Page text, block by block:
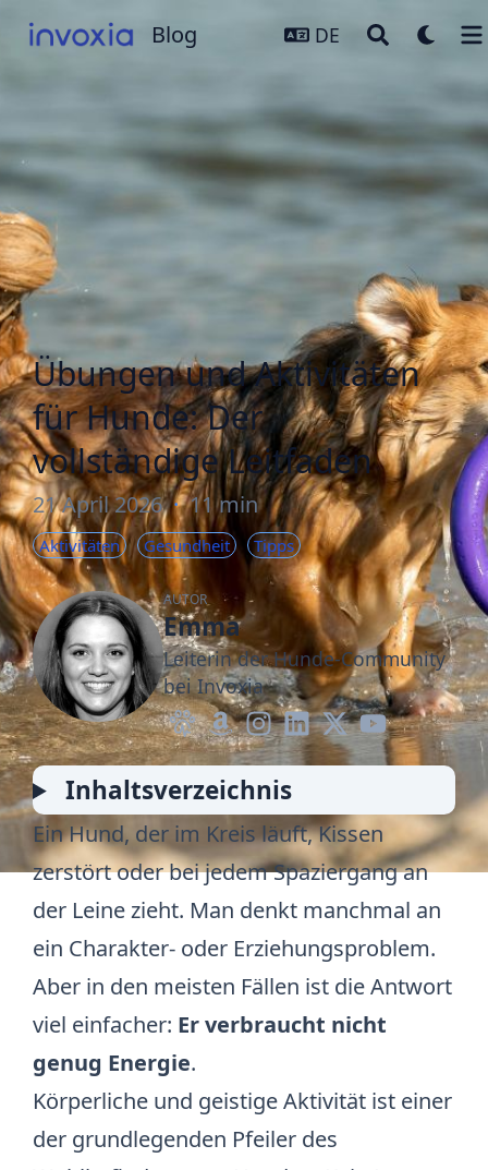
Blog Blog DE
Übungen und Aktivitäten
für Hunde: Der
vollständige Leitfaden
21 April 2026 · 11 min
Aktivitäten Gesundheit Tipps
AUTOR
Emma
Leiterin der Hunde-Community
bei Invoxia
Inhaltsverzeichnis
Ein Hund, der im Kreis läuft, Kissen
zerstört oder bei jedem Spaziergang an
der Leine zieht. Man denkt manchmal an
ein Charakter- oder Erziehungsproblem.
Aber in den meisten Fällen ist die Antwort
viel einfacher: Er verbraucht nicht
genug Energie.
Körperliche und geistige Aktivität ist einer
der grundlegenden Pfeiler des